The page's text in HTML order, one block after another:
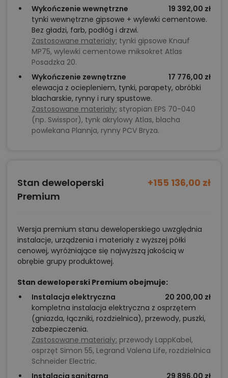
Wykończenie wewnętrzne
19 392,00 zł
tynki wewnętrzne gipsowe + wylewki cementowe.
Bez gładzi, farb, podłóg i drzwi.
Zastosowane materiały: tynki gipsowe Knauf
MP75, wylewki cementowe miksokret Atlas
Posadzka 20.
Wykończenie zewnętrzne
17 776,00 zł
elewacja z ociepleniem, tynki, parapety, obróbki
blacharskie, rynny i rury spustowe.
Zastosowane materiały: styropian EPS 70-040
(np. Swisspor), tynk akrylowy Atlas, blacha
powlekana Plannja, rynny PCV Bryza.
Stan deweloperski
Premium
+155 136,00 zł
Wersja premium stanu deweloperskiego uwzględnia
instalacje, urządzenia i materiały z wyższej półki
cenowej, wyróżniające się najwyższą jakością w
obrębie grupy produktowej.
Stan deweloperski Premium obejmuje:
Instalacja elektryczna
20 200,00 zł
kompletna instalacja elektryczna z osprzętem
(gniazda, łączniki, rozdzielnica), przewody, puszki,
zabezpieczenia.
Zastosowane materiały: przewody LappKabel,
osprzęt Simon 55, Legrand Valena Life, rozdzielnica
Schneider Electric.